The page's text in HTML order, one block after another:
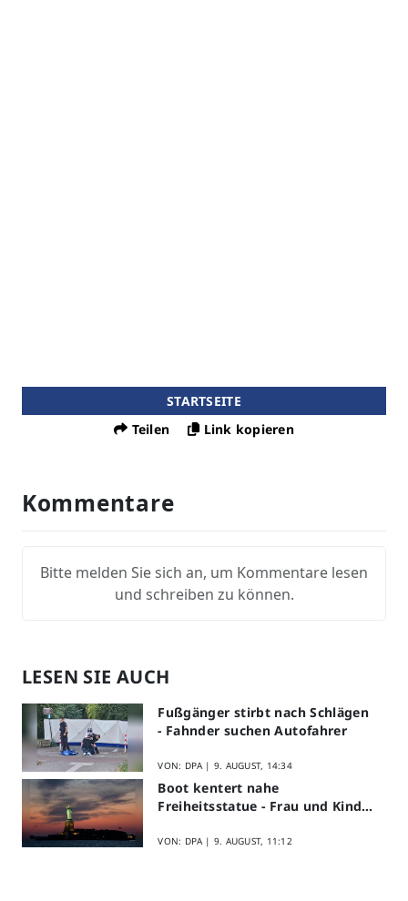
STARTSEITE
Teilen
Link kopieren
Kommentare
Bitte melden Sie sich an, um Kommentare lesen
und schreiben zu können.
LESEN SIE AUCH
Fußgänger stirbt nach Schlägen
- Fahnder suchen Autofahrer
VON: DPA | 9. AUGUST, 14:34
Boot kentert nahe
Freiheitsstatue - Frau und Kind
VON: DPA | 9. AUGUST, 11:12